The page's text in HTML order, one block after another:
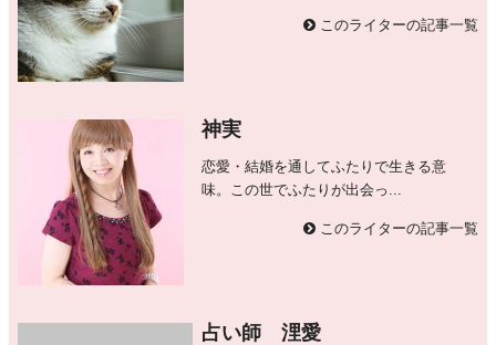
このライターの記事一覧
神実
恋愛・結婚を通してふたりで生きる意
味。この世でふたりが出会っ...
このライターの記事一覧
占い師 浬愛